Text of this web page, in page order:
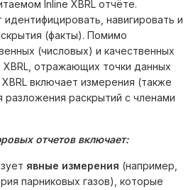
Inline XBRL отчёте.
идентифицировать, навигировать и
(факты). Помимо
(числовых) и качественных
отражающих точки данных
XBRL включает измерения (также
раскрытий с членами
отчетов включает:
явные измерения (например,
парниковых газов), которые